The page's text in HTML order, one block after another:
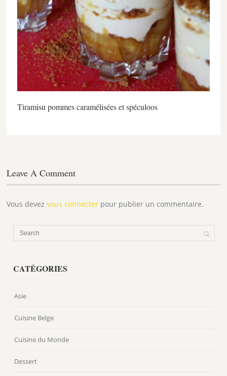
Tiramisu pommes caramélisées et spéculoos
Leave A Comment
Vous devezvous connecter pour publier un commentaire.
CATÉGORIES
Asie
Cuisine Belge
Cuisine du Monde
Dessert